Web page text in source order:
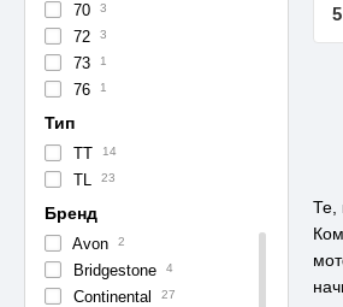
Те,
70 3
72 3
73 1
76 1
Тип
TT 14
TL 23
Бренд
Avon 2
Bridgestone 4
Continental 27